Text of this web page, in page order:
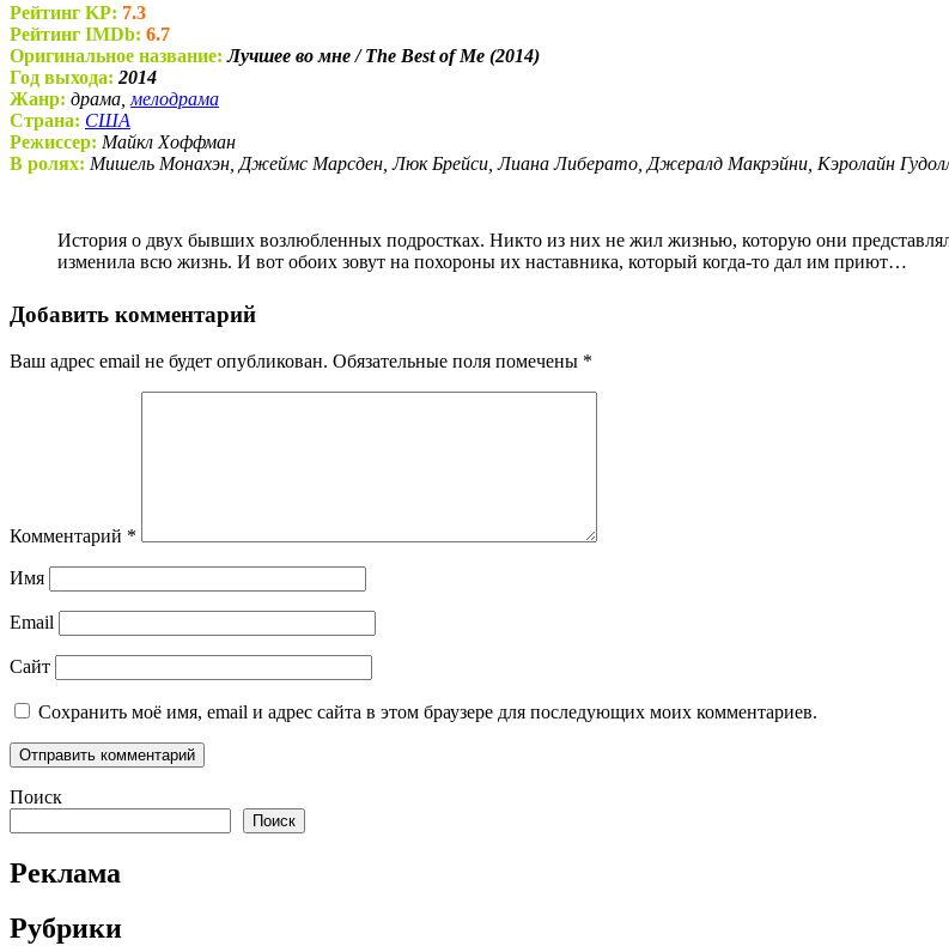
Рейтинг KP: 7.3
Рейтинг IMDb: 6.7
Оригинальное название: Лучшее во мне / The Best of Me (2014)
Год выхода: 2014
Жанр: драма, мелодрама
Страна: США
Режиссер: Майкл Хоффман
В ролях: Мишель Монахэн, Джеймс Марсден, Люк Брейси, Лиана Либерато, Джералд Макрэйни, Кэролайн
История о двух бывших возлюбленных подростках. Никто из них не жил жизнью, которую они представляли и никто не может забыть страстную первую любовь, которая
изменила всю жизнь. И вот обоих зовут на похороны их наставника, который когда-то дал им приют…
Добавить комментарий
Ваш адрес email не будет опубликован. Обязательные поля помечены *
Комментарий *
Имя
Email
Сайт
Сохранить моё имя, email и адрес сайта в этом браузере для последующих моих комментариев.
Поиск
Поиск
Реклама
Рубрики